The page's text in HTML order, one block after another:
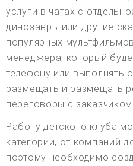
услуги в чатах с
динозавры или другие
популярных
менеджера, который
телефону или выполнять
размещать и размещать
переговоры с заказчиком.
Работу детского клуба
категории, от компаний
поэтому необходимо